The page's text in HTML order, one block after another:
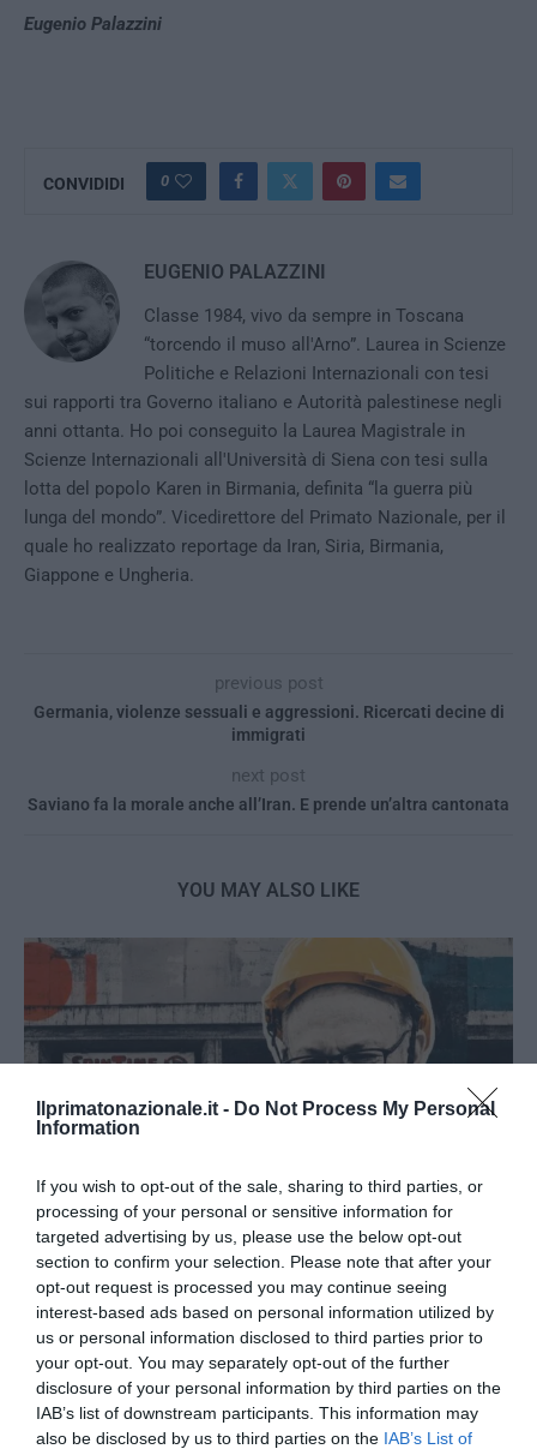
Ilprimatonazionale.it - Do Not Process My Personal
Information
If you wish to opt-out of the sale, sharing to third parties, or
processing of your personal or sensitive information for
targeted advertising by us, please use the below opt-out
section to confirm your selection. Please note that after your
opt-out request is processed you may continue seeing
interest-based ads based on personal information utilized by
us or personal information disclosed to third parties prior to
your opt-out. You may separately opt-out of the further
disclosure of your personal information by third parties on the
IAB’s list of downstream participants. This information may
also be disclosed by us to third parties on the IAB’s List of
Eugenio Palazzini
CONVIDIDI 0
EUGENIO PALAZZINI
Classe 1984, vivo da sempre in Toscana
“torcendo il muso all'Arno”. Laurea in Scienze
Politiche e Relazioni Internazionali con tesi
sui rapporti tra Governo italiano e Autorità palestinese negli
anni ottanta. Ho poi conseguito la Laurea Magistrale in
Scienze Internazionali all'Università di Siena con tesi sulla
lotta del popolo Karen in Birmania, definita “la guerra più
lunga del mondo”. Vicedirettore del Primato Nazionale, per il
quale ho realizzato reportage da Iran, Siria, Birmania,
Giappone e Ungheria.
previous post
Germania, violenze sessuali e aggressioni. Ricercati decine di
immigrati
next post
Saviano fa la morale anche all’Iran. E prende un’altra cantonata
YOU MAY ALSO LIKE
Spin Time, l’antifascismo commensale della Roma
«open to the future»
7 Agosto 2026